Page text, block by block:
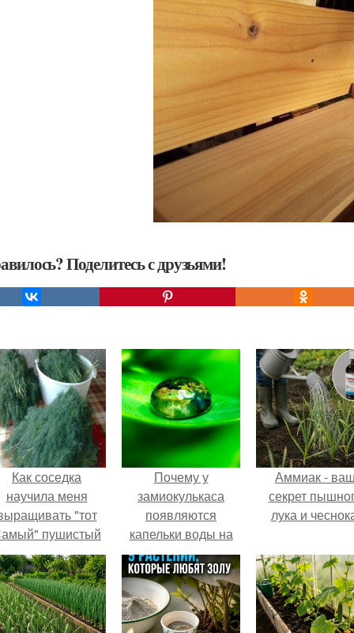
Поделитесь с друзьями!
Как соседка
научила меня
"тот
пушистый
укроп.
Почему у
замиокулькаса
появляются
капельки воды на
листьях. Капельки
на листьях у
замиокулькаса:
причины явления и
способы
Аммиак -
секрет
лука и